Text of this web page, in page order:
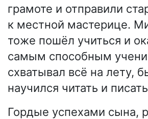
грамоте и отправили
к местной мастерице.
тоже пошёл учиться и
самым способным
схватывал всё на лету,
научился читать и
Гордые успехами сына,